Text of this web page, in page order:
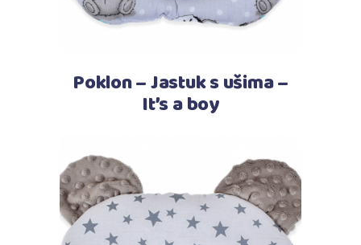
Poklon – Jastuk s ušima –
It’s a boy